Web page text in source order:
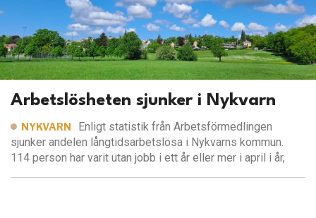
Arbetslösheten sjunker i Nykvarn
NYKVARN
Enligt statistik från Arbetsförmedlingen
sjunker andelen långtidsarbetslösa i Nykvarns kommun.
114 person har varit utan jobb i ett år eller mer i april i år,